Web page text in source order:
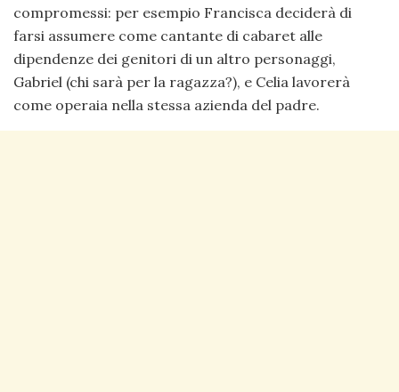
compromessi: per esempio Francisca deciderà di
farsi assumere come cantante di cabaret alle
dipendenze dei genitori di un altro personaggi,
Gabriel (chi sarà per la ragazza?), e Celia lavorerà
come operaia nella stessa azienda del padre.